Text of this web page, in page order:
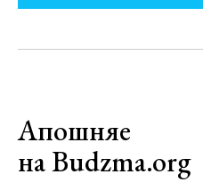
Апошняе
на Budzma.org